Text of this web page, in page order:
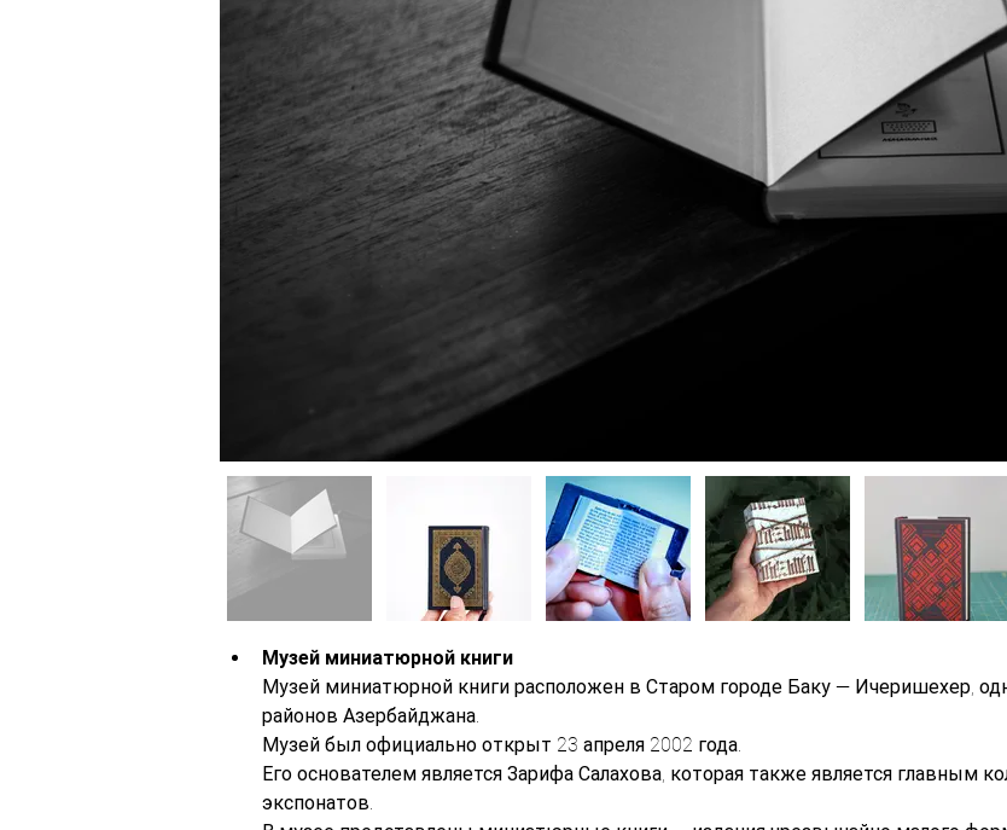
Музей миниатюрной книги
Музей миниатюрной книги расположен в Старом городе Баку — Ичеришехер,
районов Азербайджана.
Музей был официально открыт 23 апреля 2002 года.
Его основателем является Зарифа Салахова, которая также является главным
экспонатов.